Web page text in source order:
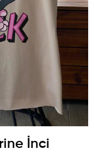
İnci